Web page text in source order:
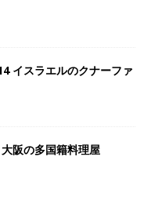
イスラエルのクナーファ
阪の多国籍料理屋